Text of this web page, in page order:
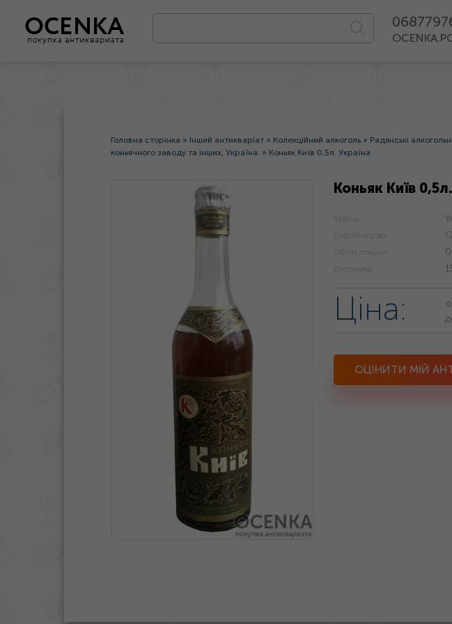
Головна сторінка » Інший антикваріат » Колекційний алкоголь » Радянські
коньячного заводу та інших, Україна. » Коньяк Київ 0,5л. Україна
Коньяк Київ
Країна:
Виробництво:
Об'єм пляшки:
Витримка:
Ціна:
ОЦІНИТИ МІЙ